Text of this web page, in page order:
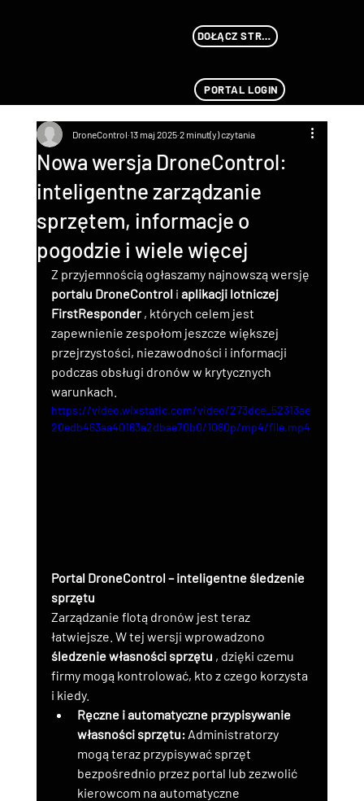
DOŁĄCZ STREAMU
PORTAL LOGIN
Nowa wersja DroneControl:
inteligentne zarządzanie
sprzętem, informacje o
pogodzie i wiele więcej
DroneControl 13 maj 2025 2 minut(y) czytania
Z przyjemnością ogłaszamy najnowszą wersję
portalu DroneControl i aplikacji lotniczej
FirstResponder , których celem jest
zapewnienie zespołom jeszcze większej
przejrzystości, niezawodności i informacji
podczas obsługi dronów w krytycznych
warunkach.
https://video.wixstatic.com/video/273dce_52313ae
20edb463aa40163a2dbae70b0/1080p/mp4/file.mp4
Portal DroneControl – inteligentne śledzenie
sprzętu
Zarządzanie flotą dronów jest teraz
łatwiejsze. W tej wersji wprowadzono
śledzenie własności sprzętu , dzięki czemu
firmy mogą kontrolować, kto z czego korzysta
i kiedy.
Ręczne i automatyczne przypisywanie
własności sprzętu: Administratorzy
mogą teraz przypisywać sprzęt
bezpośrednio przez portal lub zezwolić
kierowcom na automatyczne